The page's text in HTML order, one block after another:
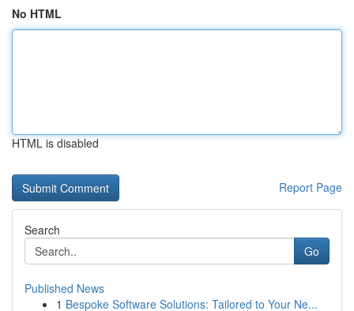
No HTML
HTML is disabled
Report Page
Search
Go
Published News
1 Bespoke Software Solutions: Tailored to Your Ne...